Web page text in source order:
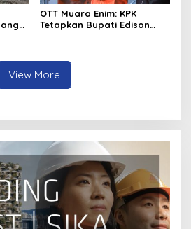
OTT Muara Enim: KPK
Tetapkan Bupati Edison
View More